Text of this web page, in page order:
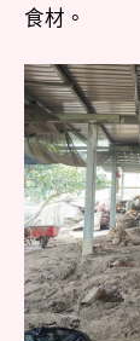
食材。